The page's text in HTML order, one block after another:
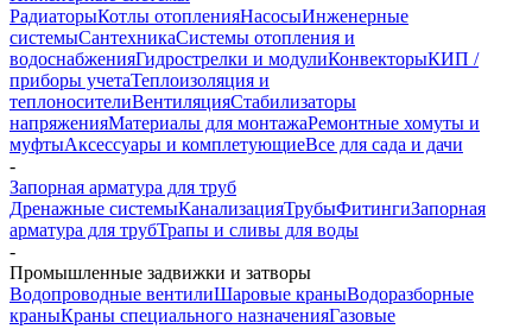
РадиаторыКотлы отопленияНасосыИнженерные
системыСантехникаСистемы отопления и
водоснабженияГидрострелки и модулиКонвекторыКИП /
приборы учетаТеплоизоляция и
теплоносителиВентиляцияСтабилизаторы
напряженияМатериалы для монтажаРемонтные хомуты и
муфтыАксессуары и комплетующиеВсе для сада и дачи
-
Запорная арматура для труб
Дренажные системыКанализацияТрубыФитингиЗапорная
арматура для трубТрапы и сливы для воды
-
Промышленные задвижки и затворы
Водопроводные вентилиШаровые краныВодоразборные
краныКраны специального назначенияГазовые